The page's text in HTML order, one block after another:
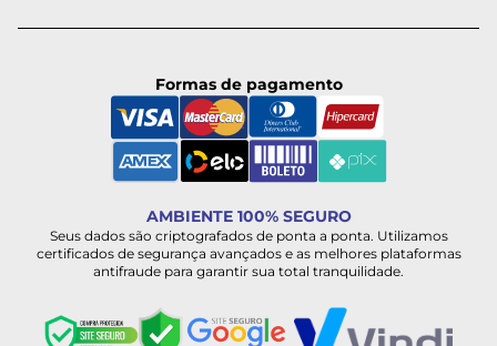
Formas de pagamento
AMBIENTE 100% SEGURO
Seus dados são criptografados de ponta a ponta. Utilizamos
certificados de segurança avançados e as melhores plataformas
antifraude para garantir sua total tranquilidade.